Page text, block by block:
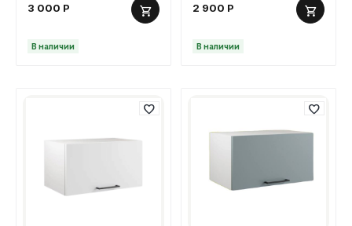
3 000 Р
В наличии
2 900 Р
В наличии